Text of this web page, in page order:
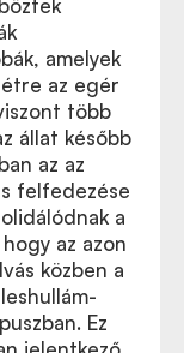
amelyek
az egér
több
állat később
az az
felfedezése
a
az azon
közben a
Ez